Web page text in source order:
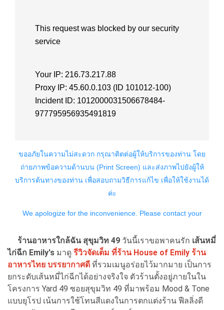
ร้านอาหารใกล้ฉัน สุขุมวิท 49 วันนี้เราขอพาคนรัก เส้นหมี่
ไก่ฉีก Emily's มาดู รีวิวจัดเต็ม ที่ร้าน House of Emily ร้าน
อาหารไทย บรรยากาศดี ที่รวมเมนูอร่อยไว้มากมาย เป็นการ
ยกระดับเส้นหมี่ไก่ฉีกได้อย่างจริงใจ ตัวร้านตั้งอยู่ภายในใน
โครงการ Yard 49 ซอยสุขุมวิท 49 ที่มาพร้อม Mood & Tone
แบบยุโรป เน้นการใช้โทนสีแดงในการตกแต่งร้าน ฟีลลิ่งดี